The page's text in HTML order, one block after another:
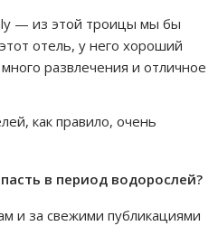
— из этой троицы мы бы
отель, у него хороший
развлечения и отличное
как правило, очень
в период водорослей?
и за свежими публикациями